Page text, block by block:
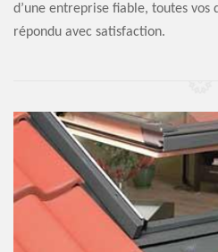
d’une entreprise fiable, toutes vos
répondu avec satisfaction.